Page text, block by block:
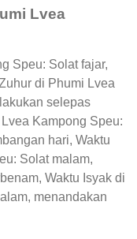
Lvea
Speu: Solat fajar,
di Phumi Lvea
selepas
Kampong Speu:
hari, Waktu
Solat malam,
Waktu Isyak di
menandakan